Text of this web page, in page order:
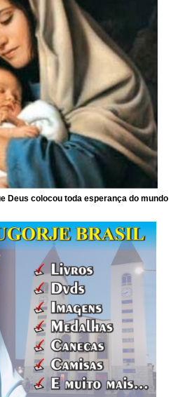
Deus colocou toda esperança do mundo